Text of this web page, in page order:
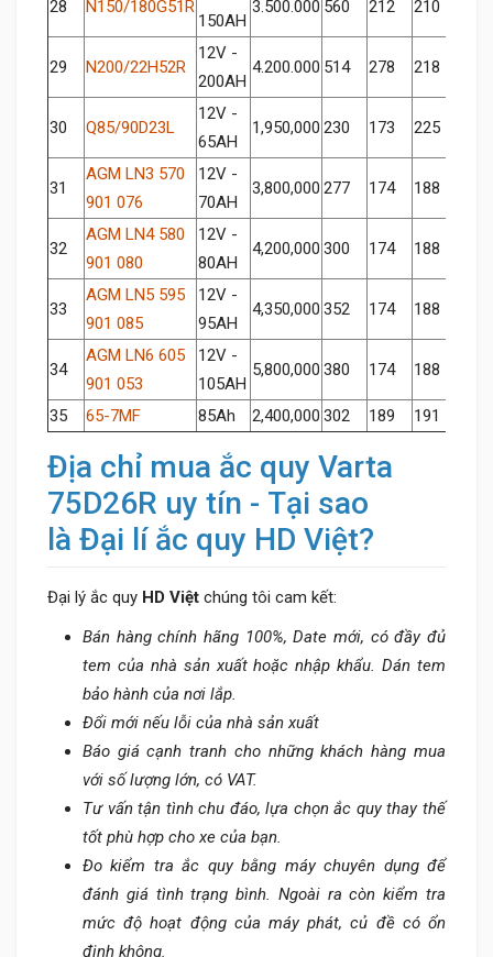
28 N150/180G51R
150AH
3.500.000 560 212 210
29 N200/22H52R
12V -
200AH
4.200.000 514 278 218
30 Q85/90D23L
12V -
65AH
1,950,000 230 173 225
31
AGM LN3 570
901 076
12V -
70AH
3,800,000 277 174 188
32
AGM LN4 580
901 080
12V -
80AH
4,200,000 300 174 188
33
AGM LN5 595
901 085
12V -
95AH
4,350,000 352 174 188
34
AGM LN6 605
901 053
12V -
105AH
5,800,000 380 174 188
35 65-7MF 85Ah 2,400,000 302 189 191
Địa chỉ mua ắc quy Varta
75D26R uy tín - Tại sao
là Đại lí ắc quy HD Việt?
Đại lý ắc quy HD Việt chúng tôi cam kết:
Bán hàng chính hãng 100%, Date mới, có đầy đủ
tem của nhà sản xuất hoặc nhập khẩu. Dán tem
bảo hành của nơi lắp.
Đổi mới nếu lỗi của nhà sản xuất
Báo giá cạnh tranh cho những khách hàng mua
với số lượng lớn, có VAT.
Tư vấn tận tình chu đáo, lựa chọn ắc quy thay thế
tốt phù hợp cho xe của bạn.
Đo kiểm tra ắc quy bằng máy chuyên dụng để
đánh giá tình trạng bình. Ngoài ra còn kiểm tra
mức độ hoạt động của máy phát, củ đề có ổn
định không.